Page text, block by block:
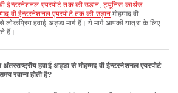
ईन्टरनेशनल एयरपोर्ट तक की उड़ान, ट्यूनिस कार्थेज
वी ईन्टरनेशनल एयरपोर्ट तक की उड़ान मोहम्मद वी
हवाई अड्डा मार्ग हैं। ये मार्ग आपकी यात्रा के लिए
हैं।
हवाई अड्डा से मोहम्मद वी ईन्टरनेशनल एयरपोर्ट
रवाना होती है?